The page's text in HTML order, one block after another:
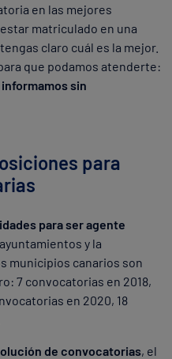
en las mejores
matriculado en una
tengas claro cuál es la mejor.
que podamos atenderte:
sin
para
para ser agente
y la
municipios canarios son
7 convocatorias en 2018,
en 2020, 18
de convocatorias, el